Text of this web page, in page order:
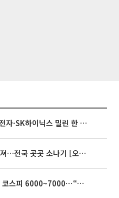
[베스트&워스트] 삼성전자·SK하이닉스 밀린 한 주…상상인증권은 85% 급등
35도 안팎 무더위 이어져…전국 곳곳 소나기 [오늘 날씨]
[주간증시전망] 다음주 코스피 6000~7000⋯“外人 수급은 정책이 변수”